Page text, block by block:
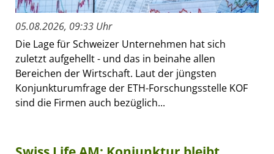
05.08.2026, 09:33 Uhr
Die Lage für Schweizer Unternehmen hat sich
zuletzt aufgehellt - und das in beinahe allen
Bereichen der Wirtschaft. Laut der jüngsten
Konjunkturumfrage der ETH-Forschungsstelle KOF
sind die Firmen auch bezüglich...